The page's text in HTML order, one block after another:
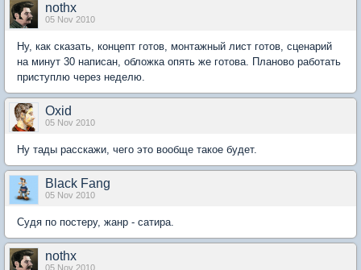
nothx
05 Nov 2010
Ну, как сказать, концепт готов, монтажный лист готов, сценарий
на минут 30 написан, обложка опять же готова. Планово работать
приступлю через неделю.
Oxid
05 Nov 2010
Ну тады расскажи, чего это вообще такое будет.
Black Fang
05 Nov 2010
Судя по постеру, жанр - сатира.
nothx
05 Nov 2010